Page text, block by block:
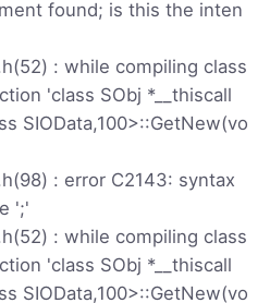
found; is this the inten
: while compiling class
'class SObj *__thiscall
SIOData,100>::GetNew(vo
: error C2143: syntax
';'
: while compiling class
'class SObj *__thiscall
SIOData,100>::GetNew(vo